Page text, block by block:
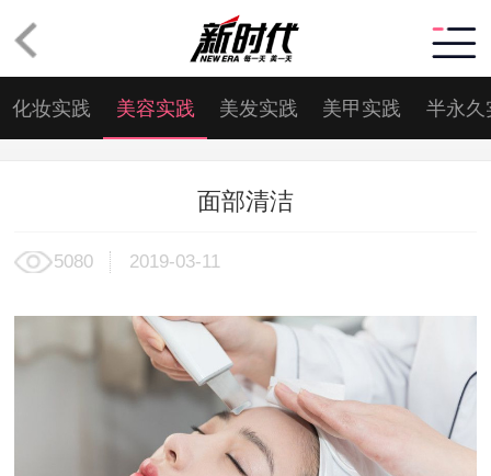
化妆实践 美容实践 美发实践 美甲实践 半永久
面部清洁
5080 2019-03-11